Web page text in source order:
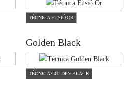
TÉCNICA FUSIÓ OR
Golden Black
TÉCNICA GOLDEN BLACK